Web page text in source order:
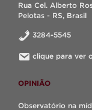
Rua Cel. Alberto
Pelotas - RS, Brasil
3284-5545
clique para ver
OPINIÃO
Observatório na